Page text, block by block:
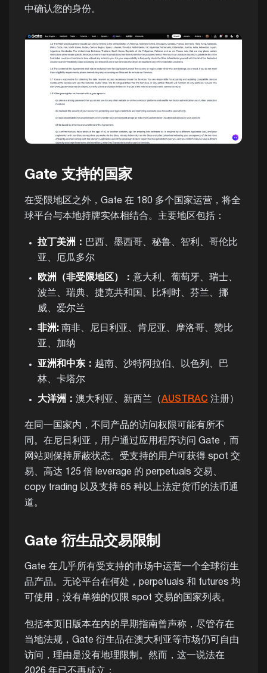
中确认您的身份。
Gate 支持的国家
在受限地区之外，Gate 在 180 多个国家运营，将全
球平台与本地持牌实体相结合。主要地区包括：
拉丁美洲： 巴西、墨西哥、秘鲁、智利、哥伦比
亚、厄瓜多尔
欧洲（非受限地区）： 意大利、葡萄牙、瑞士、
波兰、瑞典、捷克共和国、比利时、芬兰、挪
威、爱尔兰
非洲:南非、尼日利亚、肯尼亚、摩洛哥、赞比
亚、加纳
亚洲和中东： 越南、沙特阿拉伯、以色列、巴
林、卡塔尔
大洋洲： 澳大利亚、新西兰（ AUSTRAC 注册）
在同一国家内，不同产品的访问权限可能有所不
同。在尼日利亚，用户通过应用程序访问 Gate，而
网站则保持屏蔽状态。受支持的用户可获得 spot 交
易、高达 125 倍 leverage 的 perpetuals 交易、
copy trading 以及支持 65 种以上法定货币的法币通
道。
Gate 衍生品交易限制
Gate 在几乎所有受支持的市场中运营一个全球衍生
品产品。无论平台在何处，perpetuals 和 futures 均
可使用，没有单独的仅限 spot 交易的国家列表。
包括本页旧版本在内的早期指南曾声称，尽管存在
当地法规，Gate 衍生品在澳大利亚等市场仍可自由
访问，理由是没有地理限制。然而，这一说法在
2026 年已不再成立：